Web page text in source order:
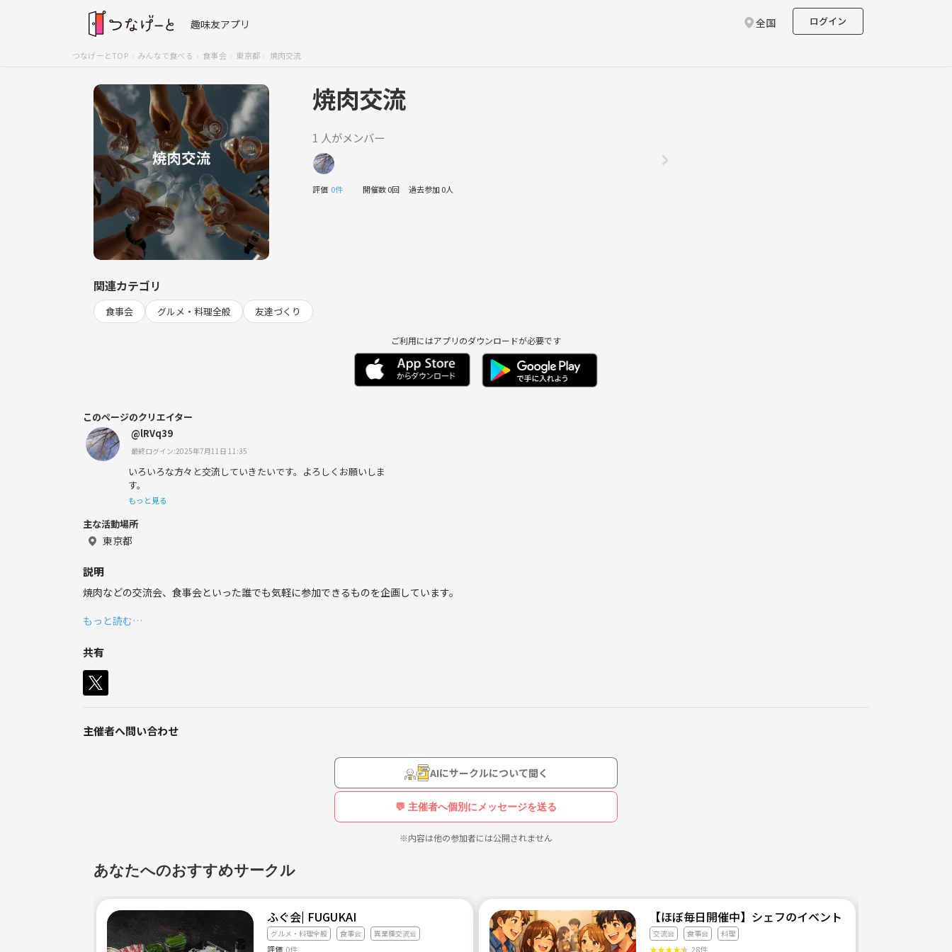
趣味友アプリ 全国 ログイン
つなげーとTOP みんなで食べる 食事会 東京都 焼肉交流
焼肉交流
1 人がメンバー
評価 0件 開催数 0回 過去参加 0人
関連カテゴリ
食事会 グルメ・料理全般 友達づくり
ご利用にはアプリのダウンロードが必要です
このページのクリエイター
@lRVq39
最終ログイン:2025年7月11日 11:35
いろいろな方々と交流していきたいです。よろしくお願いしま
す。
もっと見る
主な活動場所
東京都
説明
焼肉などの交流会、食事会といった誰でも気軽に参加できるものを企画しています。
もっと読む…
共有
主催者へ問い合わせ
AIにサークルについて聞く
💬 主催者へ個別にメッセージを送る
※内容は他の参加者には公開されません
あなたへのおすすめサークル
ふぐ会| FUGUKAI
グルメ・料理全般 食事会 異業種交流会
評価 0件
【ほぼ毎日開催中】シェフのイベントサークル
交流会 食事会 料理
★★★★★ 28件